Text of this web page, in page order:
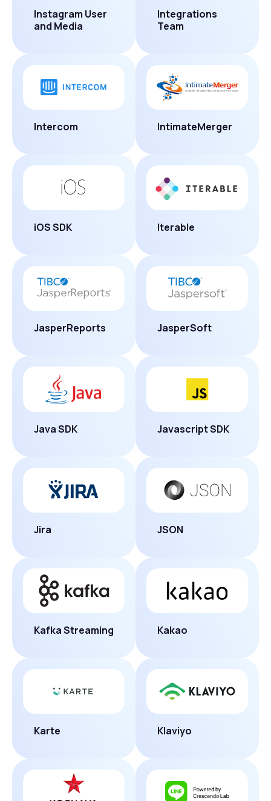
Instagram User
and Media
Integrations
Team
Intercom IntimateMerger
iOS SDK Iterable
JasperReports JasperSoft
Java SDK Javascript SDK
Jira JSON
Kafka Streaming Kakao
Karte Klaviyo